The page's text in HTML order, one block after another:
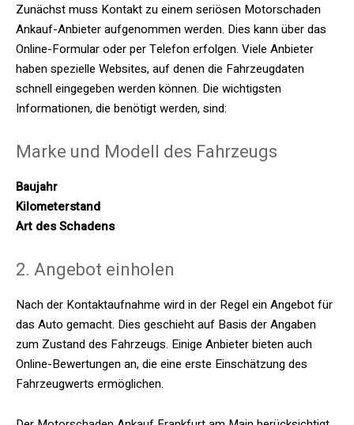
Zunächst muss Kontakt zu einem seriösen Motorschaden
Ankauf-Anbieteraufgenommen werden. Dies kann über das
Online-Formular oder per Telefon erfolgen. Viele Anbieter
haben spezielle Websites, auf denen die Fahrzeugdaten
schnell eingegeben werden können. Die wichtigsten
Informationen, die benötigt werden, sind:
Marke und Modell des Fahrzeugs
Baujahr
Kilometerstand
Art des Schadens
2. Angebot einholen
Nach der Kontaktaufnahme wird in der Regel ein Angebot für
das Auto gemacht. Dies geschieht auf Basis der Angaben
zum Zustand des Fahrzeugs. Einige Anbieter bieten auch
Online-Bewertungen an, die eine erste Einschätzung des
Fahrzeugwerts ermöglichen.